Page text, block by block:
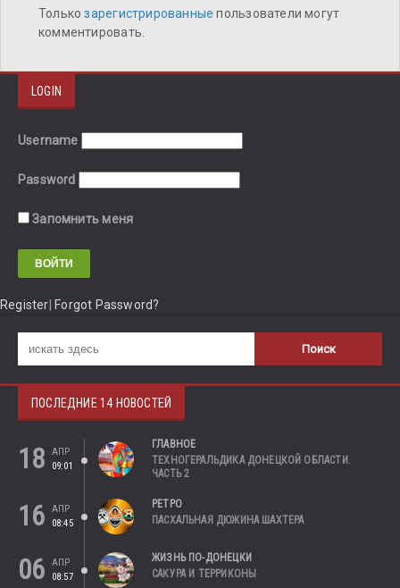
Толькозарегистрированныепользователи могут
комментировать.
LOGIN
Username
Password
Запомнить меня
Register Forgot Password?
ПОСЛЕДНИЕ 14 НОВОСТЕЙ
18
АПР
09:01
ГЛАВНОЕ
ТЕХНОГЕРАЛЬДИКА ДОНЕЦКОЙ ОБЛАСТИ.
ЧАСТЬ 2
16
АПР
08:45
РЕТРО
ПАСХАЛЬНАЯ ДЮЖИНА ШАХТЕРА
06
АПР
08:57
ЖИЗНЬ ПО-ДОНЕЦКИ
САКУРА И ТЕРРИКОНЫ